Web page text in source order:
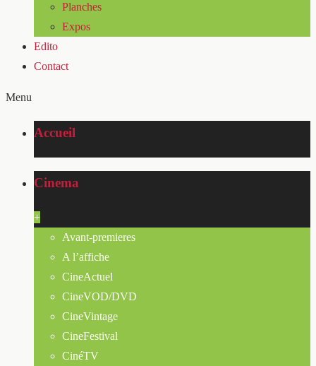
Planches
Expos
Edito
Contact
Menu
Accueil
Cinema
+
Avant-premieres
A l’affiche
CineActuel
CineVOD/DVD
CineVintage
CineFestival
CinéTV